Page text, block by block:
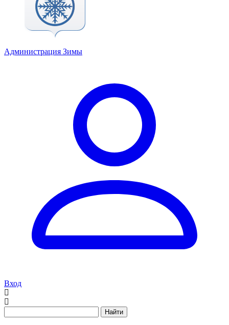
Администрация Зимы
Вход
Найти